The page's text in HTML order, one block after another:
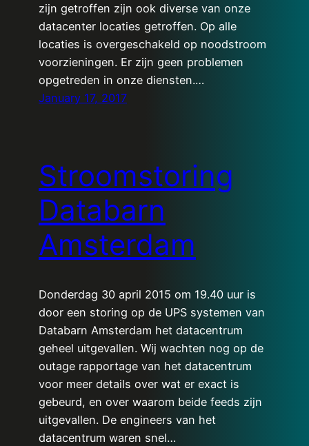
zijn getroffen zijn ook diverse van onze
datacenter locaties getroffen. Op alle
locaties is overgeschakeld op noodstroom
voorzieningen. Er zijn geen problemen
opgetreden in onze diensten.…
January 17, 2017
Stroomstoring
Databarn
Amsterdam
Donderdag 30 april 2015 om 19.40 uur is
door een storing op de UPS systemen van
Databarn Amsterdam het datacentrum
geheel uitgevallen. Wij wachten nog op de
outage rapportage van het datacentrum
voor meer details over wat er exact is
gebeurd, en over waarom beide feeds zijn
uitgevallen. De engineers van het
datacentrum waren snel…